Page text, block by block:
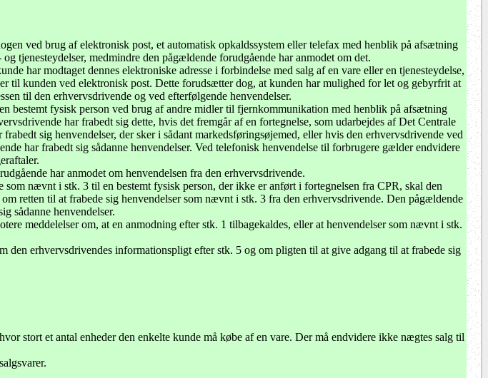
ved brug af elektronisk post, et automatisk opkaldssystem eller telefax med henblik på afsætning
tjenesteydelser, medmindre den pågældende forudgående har anmodet om det.
har modtaget dennes elektroniske adresse i forbindelse med salg af en vare eller en tjenesteydelse,
til kunden ved elektronisk post. Dette forudsætter dog, at kunden har mulighed for let og gebyrfrit at
til den erhvervsdrivende og ved efterfølgende henvendelser.
bestemt fysisk person ved brug af andre midler til fjernkommunikation med henblik på afsætning
har frabedt sig dette, hvis det fremgår af en fortegnelse, som udarbejdes af Det Centrale
sig henvendelser, der sker i sådant markedsføringsøjemed, eller hvis den erhvervsdrivende ved
har frabedt sig sådanne henvendelser. Ved telefonisk henvendelse til forbrugere gælder endvidere
har anmodet om henvendelsen fra den erhvervsdrivende.
som nævnt i stk. 3 til en bestemt fysisk person, der ikke er anført i fortegnelsen fra CPR, skal den
retten til at frabede sig henvendelser som nævnt i stk. 3 fra den erhvervsdrivende. Den pågældende
sådanne henvendelser.
meddelelser om, at en anmodning efter stk. 1 tilbagekaldes, eller at henvendelser som nævnt i stk.
den erhvervsdrivendes informationspligt efter stk. 5 og om pligten til at give adgang til at frabede sig
stort et antal enheder den enkelte kunde må købe af en vare. Der må endvidere ikke nægtes salg til